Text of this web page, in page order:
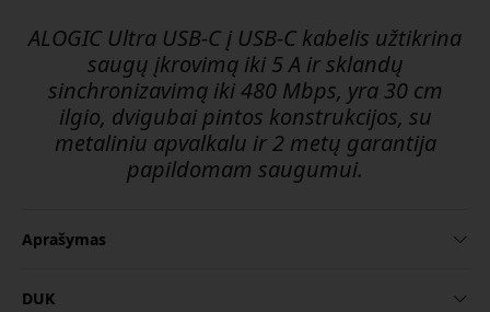
ALOGIC Ultra USB-C į USB-C kabelis užtikrina
saugų įkrovimą iki 5 A ir sklandų
sinchronizavimą iki 480 Mbps, yra 30 cm
ilgio, dvigubai pintos konstrukcijos, su
metaliniu apvalkalu ir 2 metų garantija
papildomam saugumui.
Aprašymas
DUK